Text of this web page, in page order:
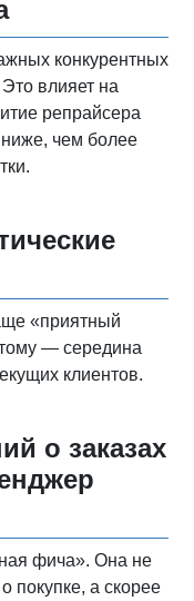
конкурентных
влияет на
репрайсера
чем более
«приятный
— середина
клиентов.
о заказах
фича». Она не
покупке, а скорее